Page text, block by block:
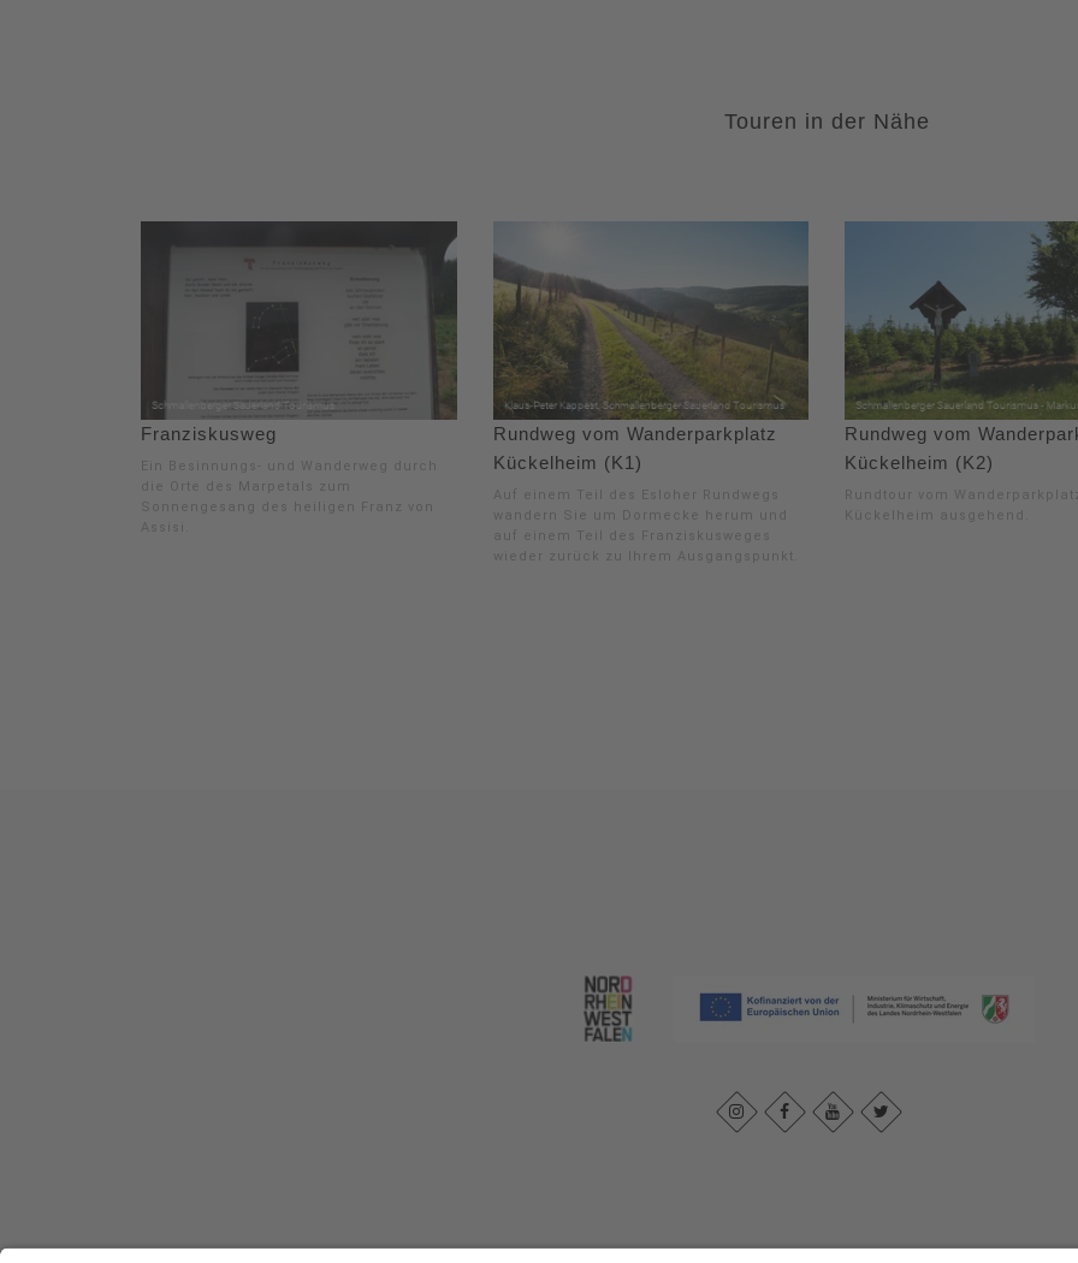
Touren in der Nähe
Franziskusweg
Ein Besinnungs- und Wanderweg durch
die Orte des Marpetals zum
Sonnengesang des heiligen Franz von
Assisi.
Rundweg vom Wanderparkplatz
Kückelheim (K1)
Auf einem Teil des Esloher Rundwegs
wandern Sie um Dormecke herum und
auf einem Teil des Franziskusweges
wieder zurück zu Ihrem Ausgangspunkt.
Rundweg vom
Kückelheim (K2)
Rundtour vom
Kückelheim ausgehend.